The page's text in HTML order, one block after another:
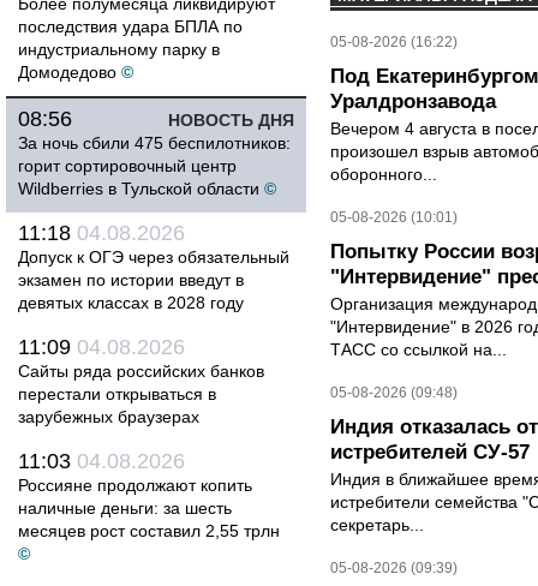
последствия удара БПЛА по
индустриальному парку в
Домодедово ©
НОВОСТЬ ДНЯ
08:56
За ночь сбили 475 беспилотников:
горит сортировочный центр
Wildberries в Тульской области ©
11:18 04.08.2026
Допуск к ОГЭ через обязательный
экзамен по истории введут в
девятых классах в 2028 году
11:09 04.08.2026
Сайты ряда российских банков
перестали открываться в
зарубежных браузерах
11:03 04.08.2026
Россияне продолжают копить
наличные деньги: за шесть
месяцев рост составил 2,55 трлн
©
05-08-2026 (16:22)
Под
Уралдронзавода
Вечером 4 августа в
произошел взрыв
оборонного...
05-08-2026 (10:01)
Попытку России
"Интервидение"
Организация
"Интервидение" в 2026
ТАСС со ссылкой на...
05-08-2026 (09:48)
Индия отказалась
истребителей СУ-57
Индия в ближайшее
истребители семейства
секретарь...
05-08-2026 (09:39)